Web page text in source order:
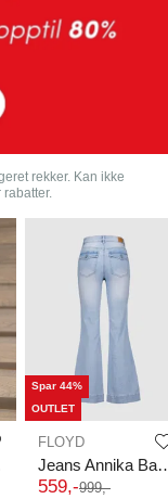
rekker. Kan ikke
Spar 44%
OUTLET
FLOYD
Jeans Annika
559,-999,-